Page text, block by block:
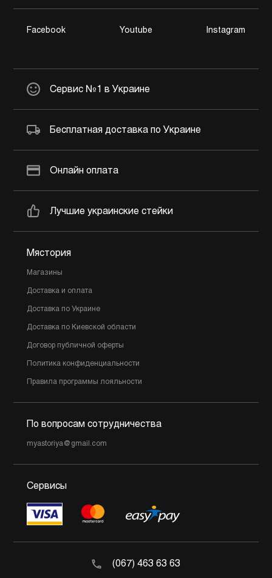
Facebook Youtube Instagram
Сервис №1 в Украине
Бесплатная доставка по Украине
Онлайн оплата
Лучшие украинские стейки
Мястория
Магазины
Доставка и оплата
Доставка по Украине
Доставка по Киевской области
Договор публичной оферты
Политика конфиденциальности
Правила программы лояльности
По вопросам сотрудничества
myastoriya@gmail.com
Сервисы
(067) 463 63 63